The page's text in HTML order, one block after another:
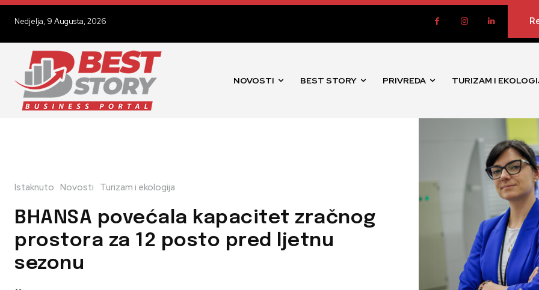
Nedjelja, 9 Augusta, 2026
NOVOSTI BEST STORY PRIVREDA TURIZAM I
Istaknuto Novosti Turizam i ekologija
BHANSA povećala kapacitet zračnog
prostora za 12 posto pred ljetnu
sezonu